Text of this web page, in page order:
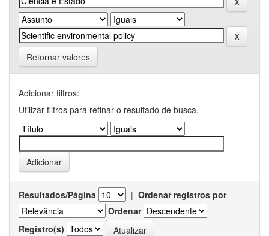
Retornar valores
Adicionar filtros:
Utilizar filtros para refinar o resultado de busca.
Resultados/Página | Ordenar registros por
Ordenar
Registro(s)